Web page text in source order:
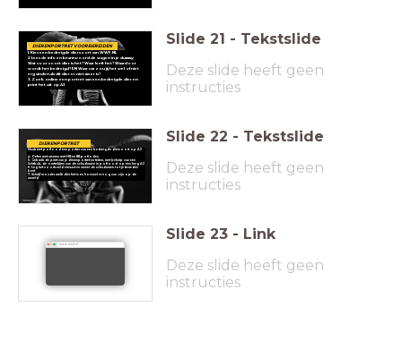
1. Kies een bedreigde diersoort van WWF.NL
2. Lees de info en beantwoord de vragen in je dummy:
Wat voor soort dier is het? Waar leeft het? Waardoor
wordt het bedreigd? EN Waarom zou jij het wel of niet
erg vinden als dit dier er niet meer is?
3. Zoek online een portret van een bedreigde dier en
print het uit op A3
DIERENPORTRET VOORBEREIDEN Slide 21 - Tekstslide
Deze slide heeft geen
instructies
Maak met potlood een portrervan een bedreigde diersoort op A3
4. Oefen met arceren met HB en BB potloden
5. Gebruik de print van je dierenportret en teken, met behulp van een
lichtbak, de omtrekken van de schaduwen in potlood op een leeg A3
6. Leg het voorbeeld ernaast en arceer de schaduwen tot je tevreden
bent
7. Schrijf eronder welk dier het is en hoeveel er nog van zijn op de
wereld
DIERENPORTRET Slide 22 - Tekstslide
Deze slide heeft geen
instructies
www.wwf.nl
Slide 23 - Link
Deze slide heeft geen
instructies